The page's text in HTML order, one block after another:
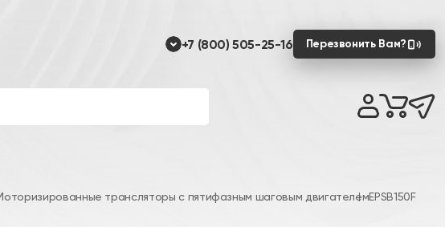
+7 (800) 505-25-16 Перезвонить Вам?
трансляторы с пятифазным шаговым двигателемEPSB150F